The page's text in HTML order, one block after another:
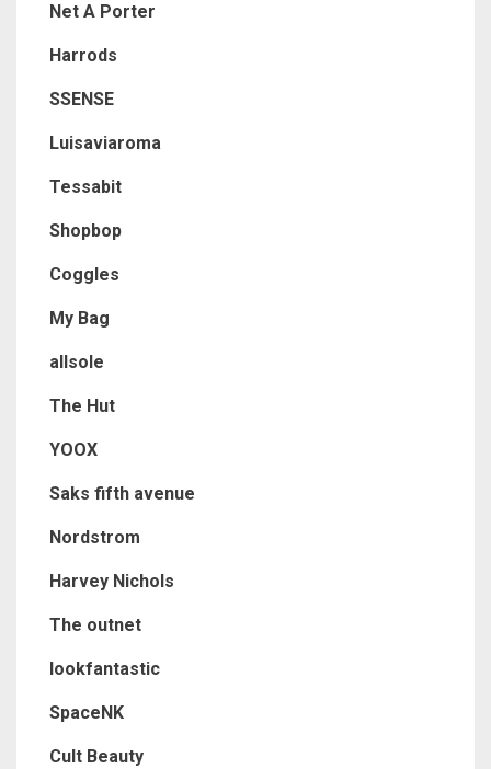
Net A Porter
Harrods
SSENSE
Luisaviaroma
Tessabit
Shopbop
Coggles
My Bag
allsole
The Hut
YOOX
Saks fifth avenue
Nordstrom
Harvey Nichols
The outnet
lookfantastic
SpaceNK
Cult Beauty